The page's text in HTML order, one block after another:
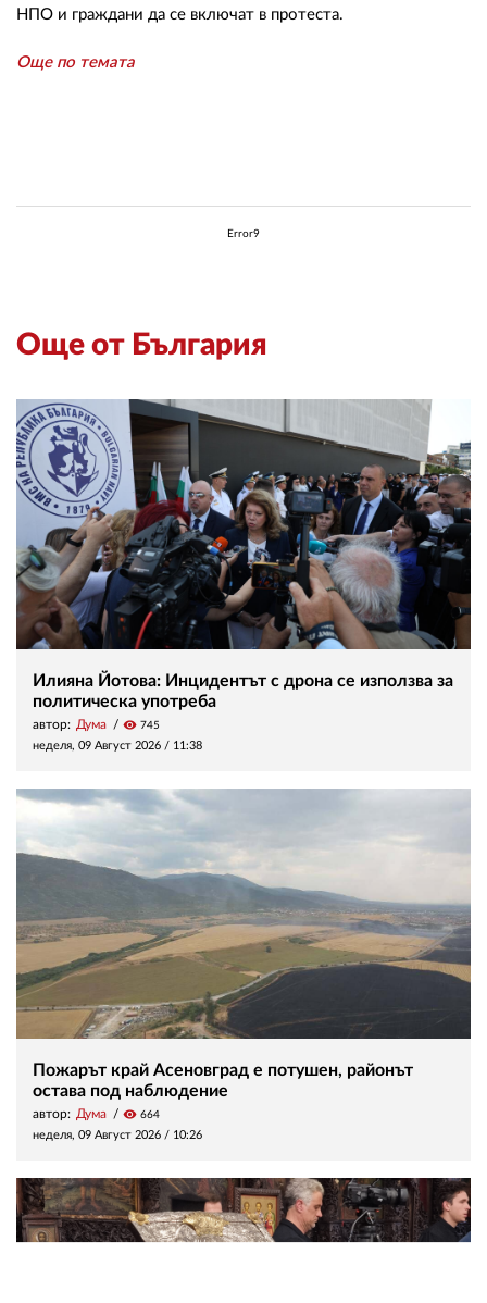
НПО и граждани да се включат в протеста.
Още по темата
Error9
Още от България
Илияна Йотова: Инцидентът с дрона се използва за
политическа употреба
автор: Дума visibility 745
неделя, 09 Август 2026 / 11:38
Пожарът край Асеновград е потушен, районът
остава под наблюдение
автор: Дума visibility 664
неделя, 09 Август 2026 / 10:26